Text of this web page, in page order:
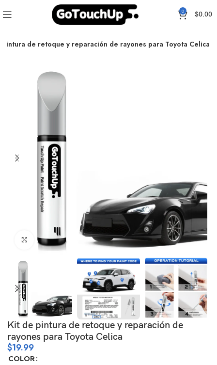
0 $0.00
de retoque y reparación de rayones para Toyota Celica
Haga clic para ampliar
Kit de pintura de retoque y reparación de
rayones para Toyota Celica
$19.99
COLOR